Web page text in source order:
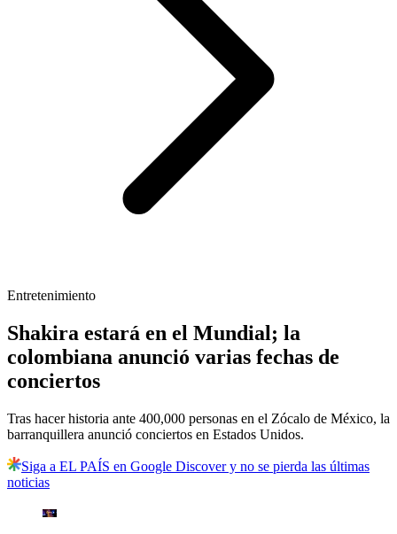
Entretenimiento
Shakira estará en el Mundial; la
colombiana anunció varias fechas de
conciertos
Tras hacer historia ante 400,000 personas en el Zócalo de México, la
barranquillera anunció conciertos en Estados Unidos.
Siga a EL PAÍS en Google Discover y no se pierda las últimas
noticias